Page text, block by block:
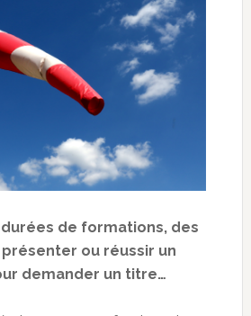
de formations, des
ou réussir un
demander un titre…